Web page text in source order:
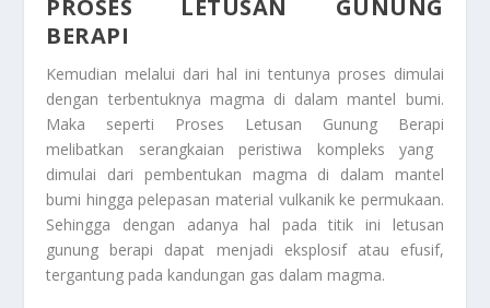
PROSES LETUSAN GUNUNG
BERAPI
Kemudian melalui dari hal ini tentunya proses dimulai
dengan terbentuknya magma di dalam mantel bumi.
Maka seperti
Proses Letusan Gunung Berapi
melibatkan serangkaian peristiwa kompleks yang
dimulai dari pembentukan magma di dalam mantel
bumi hingga pelepasan material vulkanik ke permukaan.
Sehingga dengan adanya hal pada titik ini letusan
gunung berapi dapat menjadi eksplosif atau efusif,
tergantung pada kandungan gas dalam magma.